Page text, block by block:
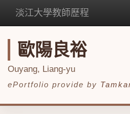
淡江大學教師歷程
歐陽良裕
Ouyang, Liang-yu
ePortfolio provide by